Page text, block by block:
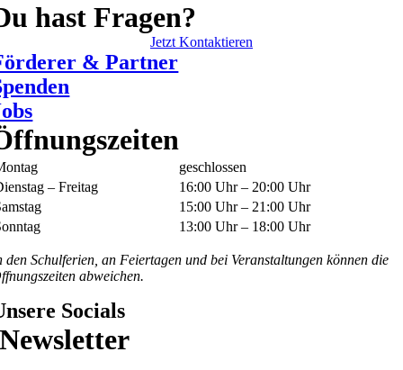
hast Fragen?
Jetzt Kontaktieren
& Partner
geschlossen
– Freitag
16:00 Uhr – 20:00 Uhr
15:00 Uhr – 21:00 Uhr
13:00 Uhr – 18:00 Uhr
den Schulferien, an Feiertagen und bei Veranstaltungen können die
abweichen.
Socials
Newsletter